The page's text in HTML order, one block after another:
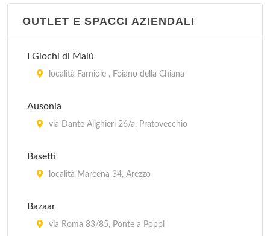
OUTLET E SPACCI AZIENDALI
I Giochi di Malù
località Farniole , Foiano della Chiana
Ausonia
via Dante Alighieri 26/a, Pratovecchio
Basetti
località Marcena 34, Arezzo
Bazaar
via Roma 83/85, Ponte a Poppi